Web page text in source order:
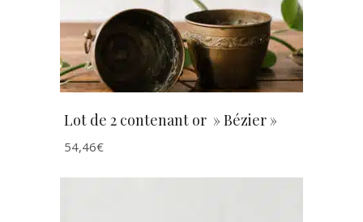
Lot de 2 contenant or » Bézier »
54,46€